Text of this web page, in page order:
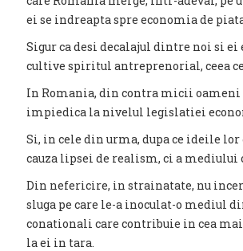
ei se indreapta spre economia de
Sigur ca desi decalajul dintre noi si ei
cultive spiritul antreprenorial, ceea
In Romania, din contra micii oameni
impiedica la nivelul legislatiei
Si, in cele din urma, dupa ce ideile lor
cauza lipsei de realism, ci a mediului
Din nefericire, in strainatate, nu
sluga pe care le-a inoculat-o mediul
conationali care contribuie in cea
la ei in tara.